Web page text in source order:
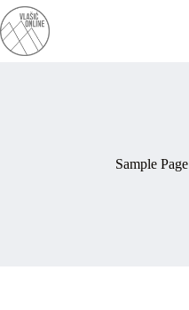
Skip
to
content
Sample